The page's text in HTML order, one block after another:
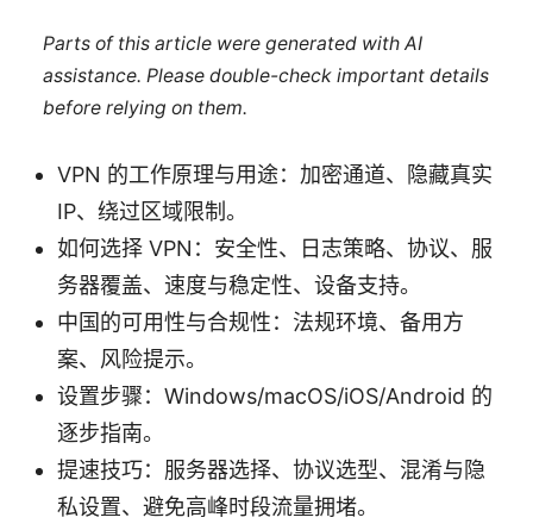
Parts of this article were generated with AI
assistance. Please double-check important details
before relying on them.
VPN 的工作原理与用途：加密通道、隐藏真实
IP、绕过区域限制。
如何选择 VPN：安全性、日志策略、协议、服
务器覆盖、速度与稳定性、设备支持。
中国的可用性与合规性：法规环境、备用方
案、风险提示。
设置步骤：Windows/macOS/iOS/Android 的
逐步指南。
提速技巧：服务器选择、协议选型、混淆与隐
私设置、避免高峰时段流量拥堵。